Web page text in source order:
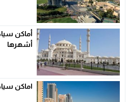
أماكن
أشهرها
اماكن